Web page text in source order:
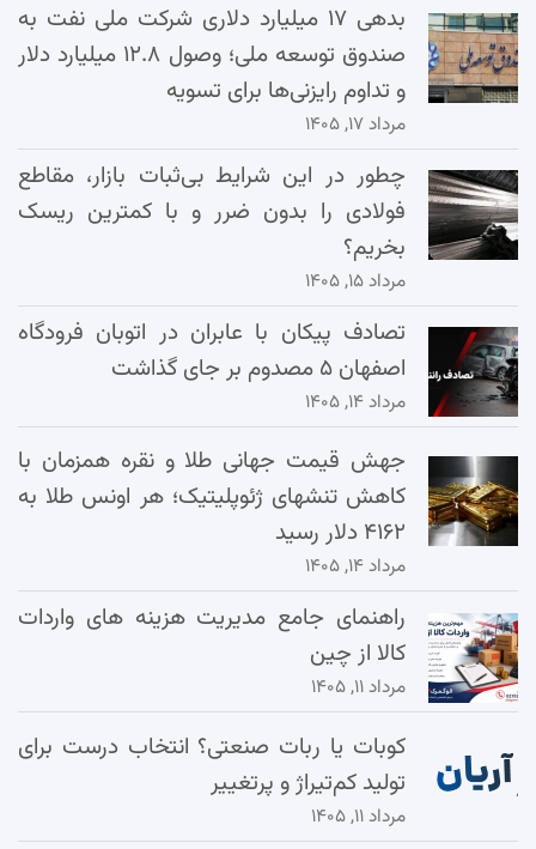
بدهی ۱۷ میلیارد دلاری شرکت ملی نفت به
صندوق توسعه ملی؛ وصول ۱۲.۸ میلیارد دلار
و تداوم رایزنی‌ها برای تسویه
مرداد ۱۷, ۱۴۰۵
چطور در این شرایط بی‌ثبات بازار، مقاطع
فولادی را بدون ضرر و با کمترین ریسک
بخریم؟
مرداد ۱۵, ۱۴۰۵
تصادف پیکان با عابران در اتوبان فرودگاه
اصفهان ۵ مصدوم بر جای گذاشت
مرداد ۱۴, ۱۴۰۵
جهش قیمت جهانی طلا و نقره همزمان با
کاهش تنشهای ژئوپلیتیک؛ هر اونس طلا به
۴۱۶۲ دلار رسید
مرداد ۱۴, ۱۴۰۵
راهنمای جامع مدیریت هزینه‌ های واردات
کالا از چین
مرداد ۱۱, ۱۴۰۵
کوبات یا ربات صنعتی؟ انتخاب درست برای
تولید کم‌تیراژ و پرتغییر
مرداد ۱۱, ۱۴۰۵